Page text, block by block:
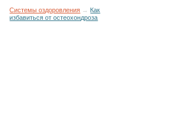
Системы оздоровления → Как
избавиться от остеохондроза